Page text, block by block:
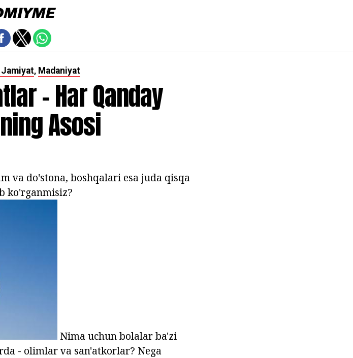
, Madaniyat
- Har Qanday
Asosi
va do'stona, boshqalari esa juda qisqa
ko'rganmisiz?
Nima uchun bolalar ba'zi
- olimlar va san'atkorlar? Nega